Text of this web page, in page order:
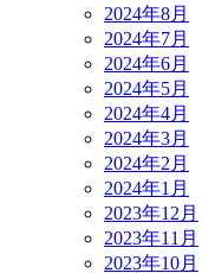
2024年8月
2024年7月
2024年6月
2024年5月
2024年4月
2024年3月
2024年2月
2024年1月
2023年12月
2023年11月
2023年10月